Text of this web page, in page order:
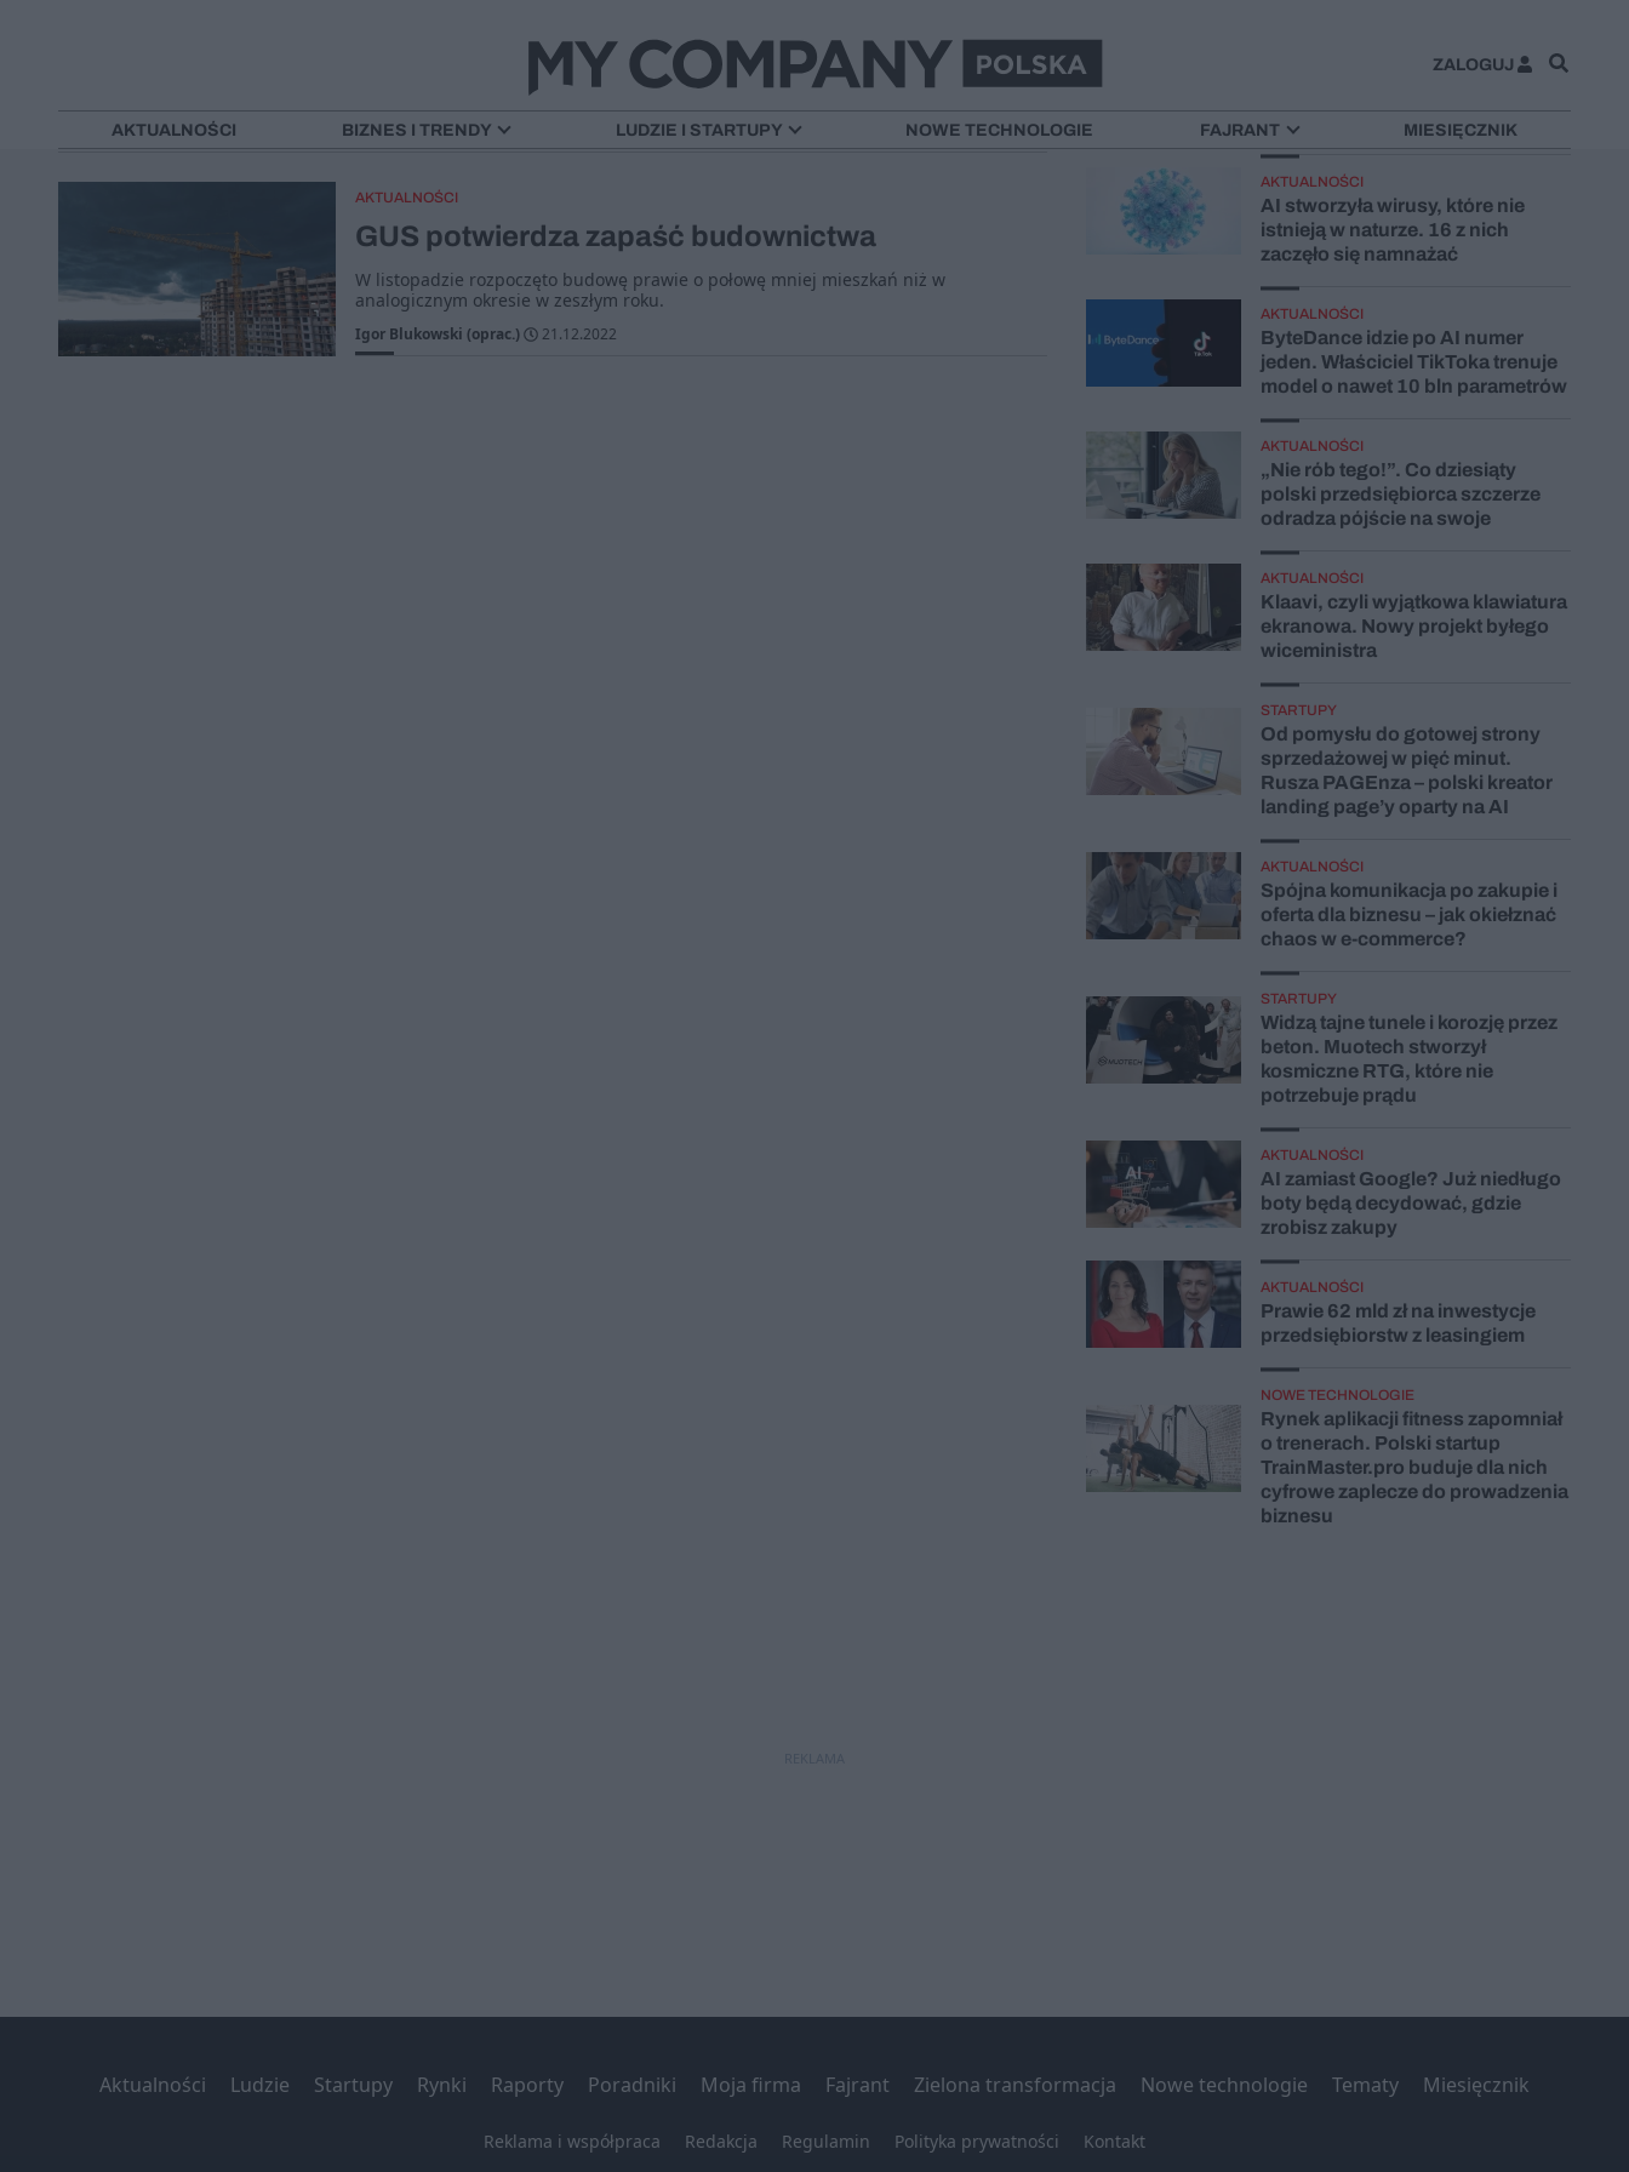
ZALOGUJ
AKTUALNOŚCI BIZNES I TRENDY LUDZIE I STARTUPY NOWE TECHNOLOGIE FAJRANT MIESIĘCZNIK
REKLAMA
42 PROC. MNIEJ MIESZKAŃ ZOBACZ INNE TEMATY
AKTUALNOŚCI
GUS potwierdza zapaść budownictwa
W listopadzie rozpoczęto budowę prawie o połowę mniej mieszkań niż w
analogicznym okresie w zeszłym roku.
Igor Blukowski (oprac.) 21.12.2022
NAJNOWSZE
AKTUALNOŚCI
AI stworzyła wirusy, które nie
istnieją w naturze. 16 z nich
zaczęło się namnażać
AKTUALNOŚCI
ByteDance idzie po AI numer
jeden. Właściciel TikToka trenuje
model o nawet 10 bln parametrów
AKTUALNOŚCI
„Nie rób tego!”. Co dziesiąty
polski przedsiębiorca szczerze
odradza pójście na swoje
AKTUALNOŚCI
Klaavi, czyli wyjątkowa klawiatura
ekranowa. Nowy projekt byłego
wiceministra
STARTUPY
Od pomysłu do gotowej strony
sprzedażowej w pięć minut.
Rusza PAGEnza – polski kreator
landing page’y oparty na AI
AKTUALNOŚCI
Spójna komunikacja po zakupie i
oferta dla biznesu – jak okiełznać
chaos w e-commerce?
STARTUPY
Widzą tajne tunele i korozję przez
beton. Muotech stworzył
kosmiczne RTG, które nie
potrzebuje prądu
AKTUALNOŚCI
AI zamiast Google? Już niedługo
boty będą decydować, gdzie
zrobisz zakupy
AKTUALNOŚCI
Prawie 62 mld zł na inwestycje
przedsiębiorstw z leasingiem
NOWE TECHNOLOGIE
Rynek aplikacji fitness zapomniał
o trenerach. Polski startup
TrainMaster.pro buduje dla nich
cyfrowe zaplecze do prowadzenia
biznesu
Aktualności Ludzie Startupy Rynki Raporty Poradniki Moja firma Fajrant Zielona transformacja Nowe technologie Tematy Miesięcznik
Reklama i współpraca Redakcja Regulamin Polityka prywatności Kontakt